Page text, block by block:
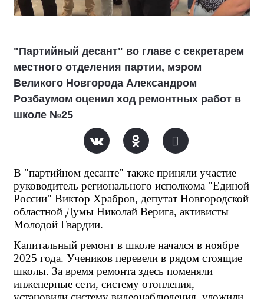
"Партийный десант" во главе с секретарем
местного отделения партии, мэром
Великого Новгорода Александром
Розбаумом оценил ход ремонтных работ в
школе №25
В "партийном десанте" также приняли участие
руководитель регионального исполкома "Единой
России" Виктор Храбров, депутат Новгородской
областной Думы Николай Верига, активисты
Молодой Гвардии.
Капитальный ремонт в школе начался в ноябре
2025 года. Учеников перевели в рядом стоящие
школы. За время ремонта здесь поменяли
инженерные сети, систему отопления,